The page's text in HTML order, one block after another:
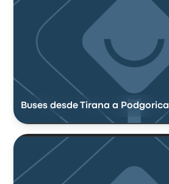
Buses desde Tirana a Podgorica